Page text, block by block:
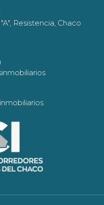
Resistencia, Chaco